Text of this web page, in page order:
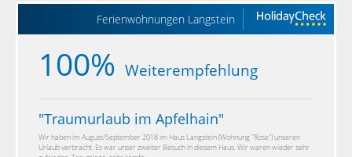
Ferienwohnungen Langstein
100% Weiterempfehlung
"Traumurlaub im Apfelhain"
Wir haben im August/September 2018 im Haus Langstein (Wohnung "Rose") unseren
Urlaub verbracht. Es war unser zweiter Besuch in diesem Haus. Wir waren wieder sehr